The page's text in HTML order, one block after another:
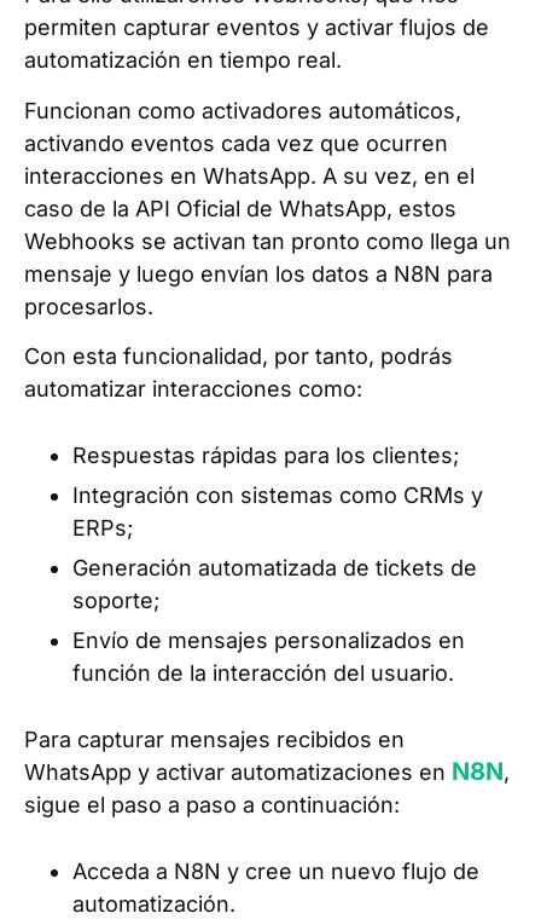
permiten capturar eventos y activar flujos de
automatización en tiempo real.
Funcionan como activadores automáticos,
activando eventos cada vez que ocurren
interacciones en WhatsApp. A su vez, en el
caso de la API Oficial de WhatsApp, estos
Webhooks se activan tan pronto como llega un
mensaje y luego envían los datos a N8N para
procesarlos.
Con esta funcionalidad, por tanto, podrás
automatizar interacciones como:
Respuestas rápidas para los clientes;
Integración con sistemas como CRMs y
ERPs;
Generación automatizada de tickets de
soporte;
Envío de mensajes personalizados en
función de la interacción del usuario.
Para capturar mensajes recibidos en
WhatsApp y activar automatizaciones en N8N,
sigue el paso a paso a continuación:
Acceda a N8N y cree un nuevo flujo de
automatización.